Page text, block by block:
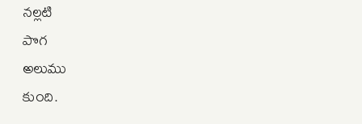
నల్లటి
పొగ
అలుము
కుంది.